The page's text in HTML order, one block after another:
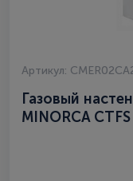
Артикул:
Газовый
MINORCA